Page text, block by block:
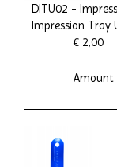
DITU02 -
Impression Tray
€ 2,00
Amount